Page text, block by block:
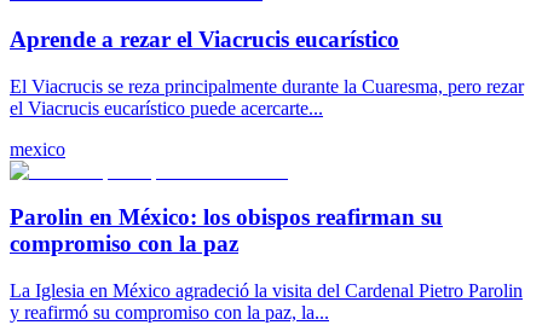
Aprende a rezar el Viacrucis eucarístico
El Viacrucis se reza principalmente durante la Cuaresma, pero rezar
el Viacrucis eucarístico puede acercarte...
mexico
Parolin en México: los obispos reafirman su
compromiso con la paz
La Iglesia en México agradeció la visita del Cardenal Pietro Parolin
y reafirmó su compromiso con la paz, la...